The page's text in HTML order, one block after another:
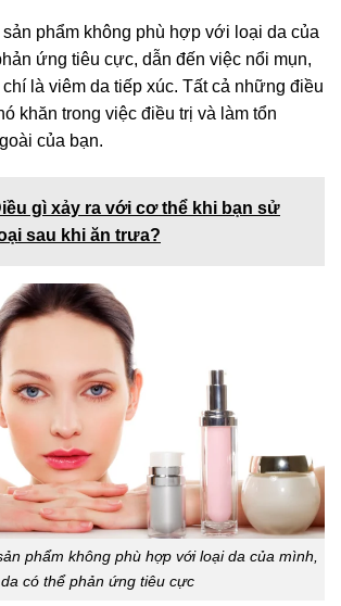
phẩm không phù hợp với loại da của
ứng tiêu cực, dẫn đến việc nổi mụn,
là viêm da tiếp xúc. Tất cả những điều
khăn trong việc điều trị và làm tổn
của bạn.
gì xảy ra với cơ thể khi bạn sử
sau khi ăn trưa?
phẩm không phù hợp với loại da của mình,
da có thể phản ứng tiêu cực